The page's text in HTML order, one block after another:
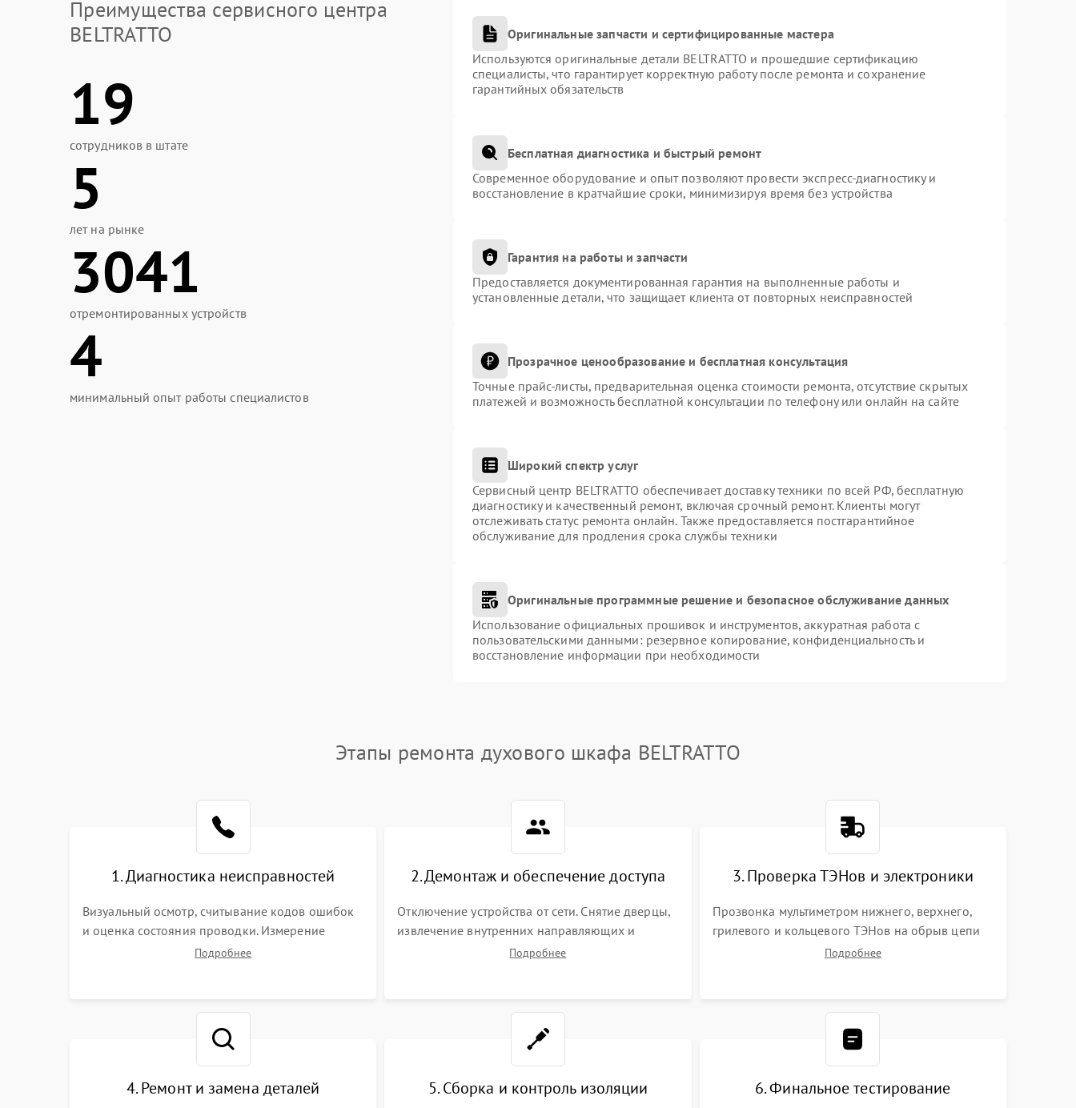
Преимущества сервисного центра
BELTRATTO
19
сотрудников в штате
5
лет на рынке
3041
отремонтированных устройств
4
минимальный опыт работы специалистов
Оригинальные запчасти и сертифицированные мастера
Используются оригинальные детали BELTRATTO и прошедшие сертификацию
специалисты, что гарантирует корректную работу после ремонта и сохранение
гарантийных обязательств
Бесплатная диагностика и быстрый ремонт
Современное оборудование и опыт позволяют провести экспресс-диагностику и
восстановление в кратчайшие сроки, минимизируя время без устройства
Гарантия на работы и запчасти
Предоставляется документированная гарантия на выполненные работы и
установленные детали, что защищает клиента от повторных неисправностей
Прозрачное ценообразование и бесплатная консультация
Точные прайс-листы, предварительная оценка стоимости ремонта, отсутствие скрытых
платежей и возможность бесплатной консультации по телефону или онлайн на сайте
Широкий спектр услуг
Сервисный центр BELTRATTO обеспечивает доставку техники по всей РФ, бесплатную
диагностику и качественный ремонт, включая срочный ремонт. Клиенты могут
отслеживать статус ремонта онлайн. Также предоставляется постгарантийное
обслуживание для продления срока службы техники
Оригинальные программные решение и безопасное обслуживание данных
Использование официальных прошивок и инструментов, аккуратная работа с
пользовательскими данными: резервное копирование, конфиденциальность и
восстановление информации при необходимости
Этапы ремонта духового шкафа BELTRATTO
1. Диагностика неисправностей
Визуальный осмотр, считывание кодов ошибок
и оценка состояния проводки. Измерение
напряжения на клеммной колодке. Анализ
Подробнее
2. Демонтаж и обеспечение доступа
Отключение устройства от сети. Снятие дверцы,
извлечение внутренних направляющих и
защитных экранов. Демонтаж задней или
Подробнее
3. Проверка ТЭНов и электроники
Прозвонка мультиметром нижнего, верхнего,
грилевого и кольцевого ТЭНов на обрыв цепи
или пробой на корпус. Диагностика термостата,
Подробнее
4. Ремонт и замена деталей 5. Сборка и контроль изоляции 6. Финальное тестирование